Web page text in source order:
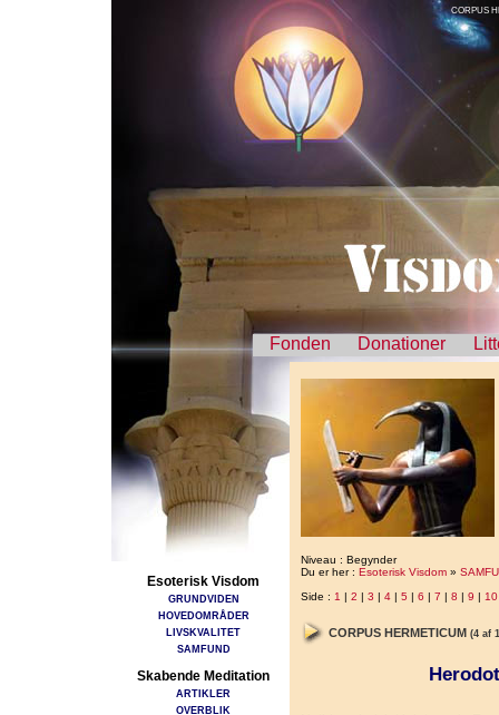
CORPUS
Fonden Donationer
Esoterisk Visdom
GRUNDVIDEN
HOVEDOMRÅDER
LIVSKVALITET
SAMFUND
Skabende Meditation
ARTIKLER
OVERBLIK
Niveau : Begynder
Du er her : Esoterisk Visdom »
Side : 1 | 2 | 3 | 4 | 5 | 6 | 7 | 8 | 9 | 10
CORPUS HERMETICUM (4 af